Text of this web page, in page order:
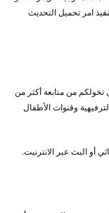
امر تحميل التحديث
تخولكم من متابعة أكثر من
وقنوات الأطفال
أو البث عبر الانترنيت.